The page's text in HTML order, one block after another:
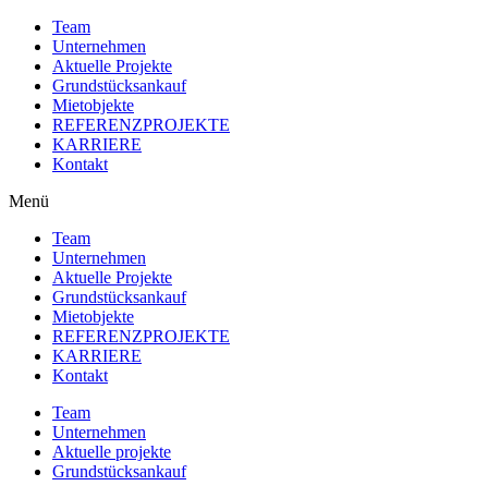
Team
Unternehmen
Aktuelle Projekte
Grundstücksankauf
Mietobjekte
REFERENZPROJEKTE
KARRIERE
Kontakt
Menü
Team
Unternehmen
Aktuelle Projekte
Grundstücksankauf
Mietobjekte
REFERENZPROJEKTE
KARRIERE
Kontakt
Team
Unternehmen
Aktuelle projekte
Grundstücksankauf